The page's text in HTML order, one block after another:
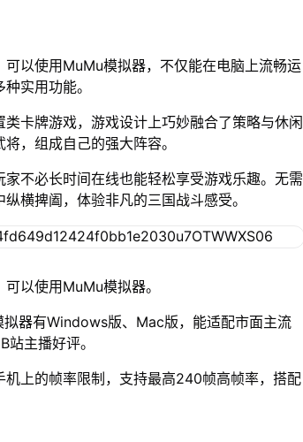
以使用MuMu模拟器，不仅能在电脑上流畅运
实用功能。
卡牌游戏，游戏设计上巧妙融合了策略与休闲
，组成自己的强大阵容。
不必长时间在线也能轻松享受游戏乐趣。无需
横捭阖，体验非凡的三国战斗感受。
以使用MuMu模拟器。
器有Windows版、Mac版，能适配市面主流
主播好评。
上的帧率限制，支持最高240帧高帧率，搭配